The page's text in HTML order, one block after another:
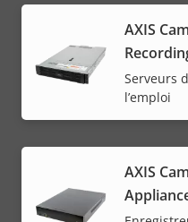
AXIS
Serveurs
l’emploi
AXIS